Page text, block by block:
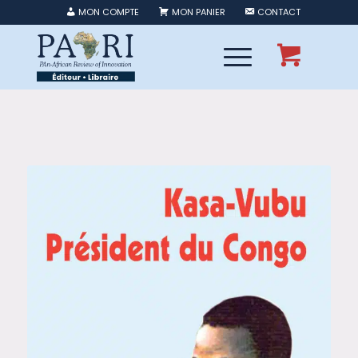
MON COMPTE MON PANIER CONTACT